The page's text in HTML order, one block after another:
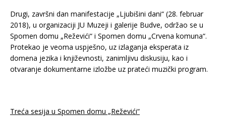
Drugi, završni dan manifestacije „Ljubišini dani“ (28. februar
2018), u organizaciji JU Muzeji i galerije Budve, održao se u
Spomen domu „Reževići“ i Spomen domu „Crvena komuna“.
Protekao je veoma uspješno, uz izlaganja eksperata iz
domena jezika i književnosti, zanimljivu diskusiju, kao i
otvaranje dokumentarne izložbe uz prateći muzički program.
Treća sesija u Spomen domu „Reževići“